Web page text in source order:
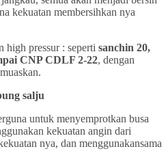
kekuatan membersihkan nya
high pressur : seperti sanchin 20,
CNP CDLF 2-22, dengan
salju
untuk menyemprotkan busa
kekuatan angin dari
nya, dan menggunakansama